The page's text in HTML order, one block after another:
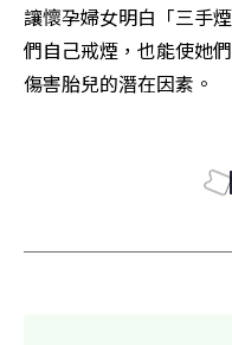
讓懷孕婦女明白「三手
們自己戒煙，也能使她
傷害胎兒的潛在因素。